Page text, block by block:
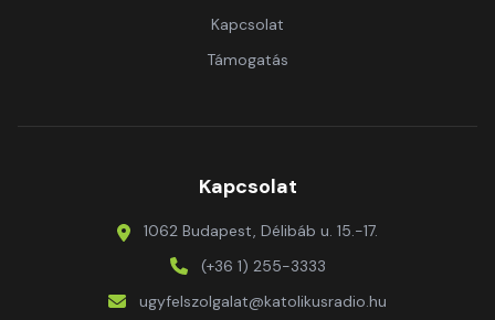
Kapcsolat
Támogatás
Kapcsolat
1062 Budapest, Délibáb u. 15.-17.
(+36 1) 255-3333
ugyfelszolgalat@katolikusradio.hu